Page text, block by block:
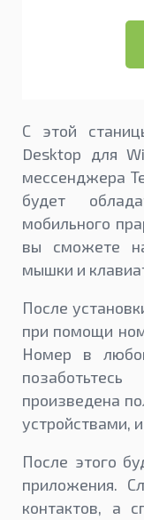
С этой
Desktop для
мессенджера
будет
мобильного
вы сможете
мышки и
После
при помощи
Номер в
произведена
устройствами,
После этого
приложения.
контактов, а